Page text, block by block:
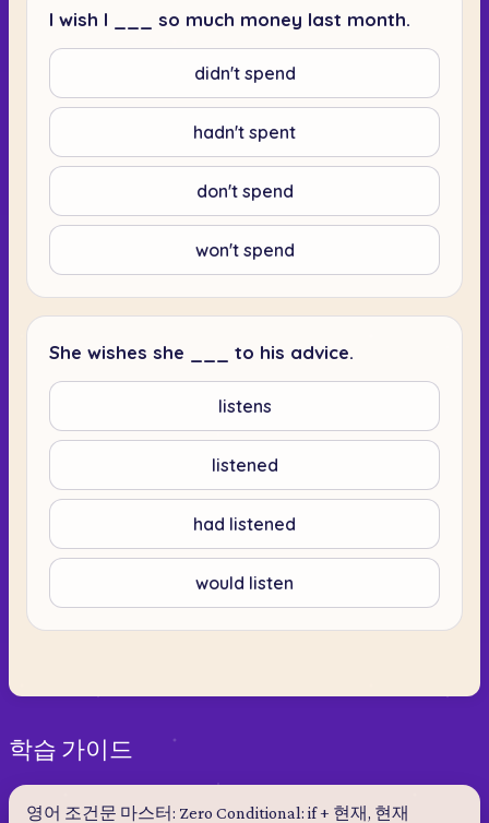
I wish I ___ so much money last month.
didn't spend
hadn't spent
don't spend
won't spend
She wishes she ___ to his advice.
listens
listened
had listened
would listen
학습 가이드
영어 조건문 마스터: Zero Conditional: if + 현재, 현재